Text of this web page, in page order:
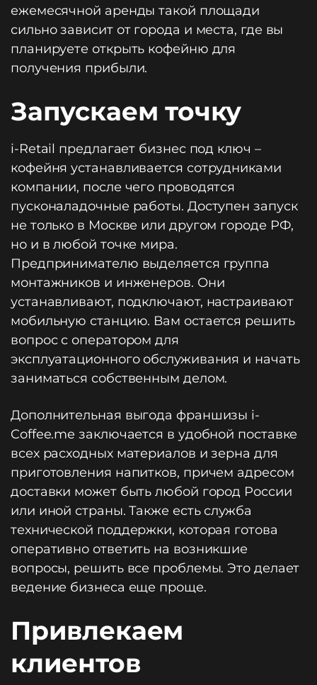
ежемесячной аренды такой площади
сильно зависит от города и места, где вы
планируете открыть кофейню для
получения прибыли.
Запускаем точку
i-Retail предлагает бизнес под ключ –
кофейня устанавливается сотрудниками
компании, после чего проводятся
пусконаладочные работы. Доступен запуск
не только в Москве или другом городе РФ,
но и в любой точке мира.
Предпринимателю выделяется группа
монтажников и инженеров. Они
устанавливают, подключают, настраивают
мобильную станцию. Вам остается решить
вопрос с оператором для
эксплуатационного обслуживания и начать
заниматься собственным делом.
Дополнительная выгода франшизы i-
Coffee.me заключается в удобной поставке
всех расходных материалов и зерна для
приготовления напитков, причем адресом
доставки может быть любой город России
или иной страны. Также есть служба
технической поддержки, которая готова
оперативно ответить на возникшие
вопросы, решить все проблемы. Это делает
ведение бизнеса еще проще.
Привлекаем
клиентов